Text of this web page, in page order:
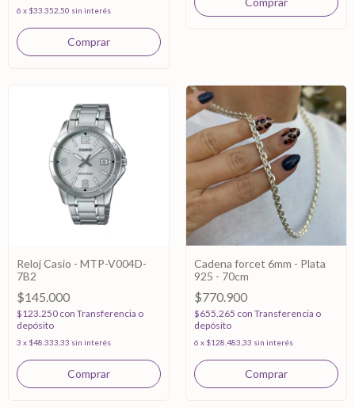
6 x $33.352,50 sin interés
Reloj Casio - MTP-V004D-
7B2
$145.000
$123.250 con Transferencia o
depósito
3 x $48.333,33 sin interés
Cadena forcet 6mm - Plata
925 - 70cm
$770.900
$655.265 con Transferencia o
depósito
6 x $128.483,33 sin interés